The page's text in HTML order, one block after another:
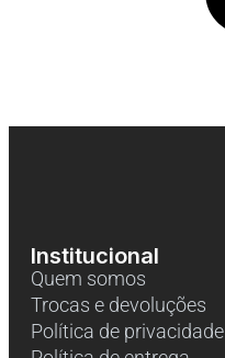
Institucional
Quem somos
Trocas e devoluções
Política de privacidade